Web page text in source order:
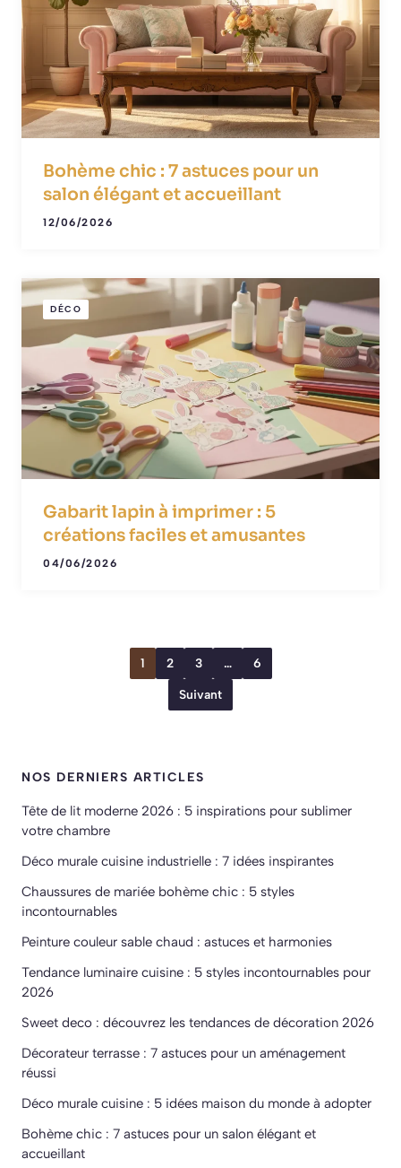
Bohème chic : 7 astuces pour un
salon élégant et accueillant
12/06/2026
DÉCO
Gabarit lapin à imprimer : 5
créations faciles et amusantes
04/06/2026
1 2 3 … 6
Suivant
NOS DERNIERS ARTICLES
Tête de lit moderne 2026 : 5 inspirations pour sublimer
votre chambre
Déco murale cuisine industrielle : 7 idées inspirantes
Chaussures de mariée bohème chic : 5 styles
incontournables
Peinture couleur sable chaud : astuces et harmonies
Tendance luminaire cuisine : 5 styles incontournables pour
2026
Sweet deco : découvrez les tendances de décoration 2026
Décorateur terrasse : 7 astuces pour un aménagement
réussi
Déco murale cuisine : 5 idées maison du monde à adopter
Bohème chic : 7 astuces pour un salon élégant et
accueillant